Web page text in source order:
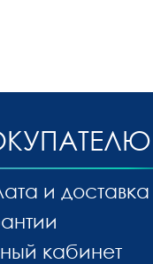
и доставка
кабинет